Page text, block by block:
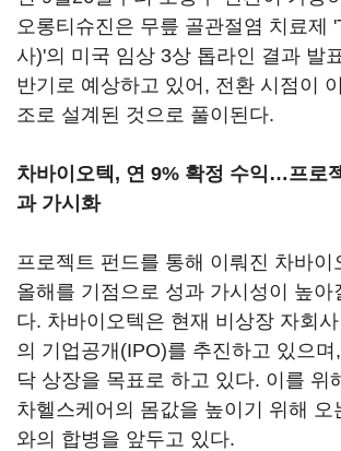
오롱티슈진은 무릎 골관절염 치료제
사)'의 미국 임상 3상 톱라인 결과 발
반기로 예상하고 있어, 전환 시점이
조로 설계된 것으로 풀이된다.
차바이오텍, 연 9% 확정 수익…프로
과 가시화
프로젝트 펀드를 통해 이뤄진 차바이
올해를 기점으로 성과 가시성이 높아
다. 차바이오텍은 현재 비상장 자회
의 기업공개(IPO)를 추진하고 있으
닥 상장을 목표로 하고 있다. 이를 위
차헬스케어의 몸값을 높이기 위해 오
와의 합병을 앞두고 있다.